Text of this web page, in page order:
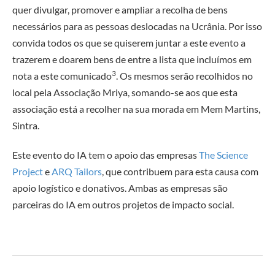
quer divulgar, promover e ampliar a recolha de bens
necessários para as pessoas deslocadas na Ucrânia. Por isso
convida todos os que se quiserem juntar a este evento a
trazerem e doarem bens de entre a lista que incluímos em
nota a este comunicado3. Os mesmos serão recolhidos no
local pela Associação Mriya, somando-se aos que esta
associação está a recolher na sua morada em Mem Martins,
Sintra.
Este evento do IA tem o apoio das empresasThe Science
ProjecteARQ Tailors, que contribuem para esta causa com
apoio logístico e donativos. Ambas as empresas são
parceiras do IA em outros projetos de impacto social.